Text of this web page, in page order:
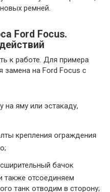
ремней.
Ford Focus.
к работе. Для примера
замена на Ford Focus с
на яму или эстакаду,
крепления ограждения
бачок
также отсоединяем
танк отводим в сторону;